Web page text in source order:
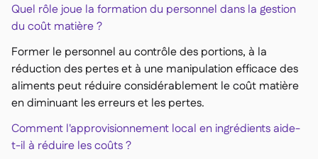
Quel rôle joue la formation du personnel dans la gestion
du coût matière ?
Former le personnel au contrôle des portions, à la
réduction des pertes et à une manipulation efficace des
aliments peut réduire considérablement le coût matière
en diminuant les erreurs et les pertes.
Comment l'approvisionnement local en ingrédients aide-
t-il à réduire les coûts ?